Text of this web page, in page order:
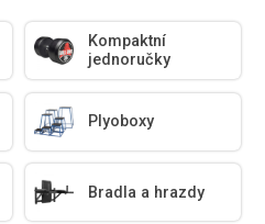
Kompaktní
jednoručky
Plyoboxy
Bradla a hrazdy